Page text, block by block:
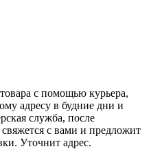
с помощью курьера,
адресу в будние дни и
служба, после
с вами и предложит
Уточнит адрес.